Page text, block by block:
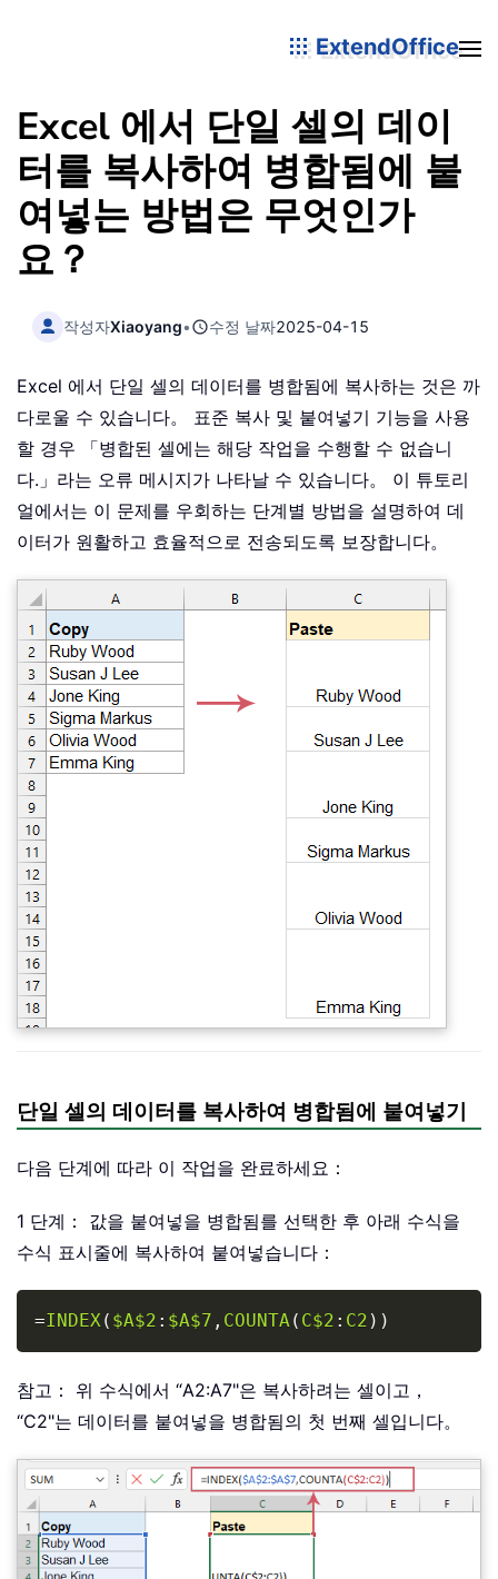
ExtendOffice
Excel 에서 단일 셀의 데이
터를 복사하여 병합됨에 붙
여넣는 방법은 무엇인가
요？
작성자Xiaoyang• 수정 날짜2025-04-15
Excel 에서 단일 셀의 데이터를 병합됨에 복사하는 것은 까
다로울 수 있습니다。 표준 복사 및 붙여넣기 기능을 사용
할 경우 「병합된 셀에는 해당 작업을 수행할 수 없습니
다.」라는 오류 메시지가 나타날 수 있습니다。 이 튜토리
얼에서는 이 문제를 우회하는 단계별 방법을 설명하여 데
이터가 원활하고 효율적으로 전송되도록 보장합니다。
단일 셀의 데이터를 복사하여 병합됨에 붙여넣기
다음 단계에 따라 이 작업을 완료하세요：
1 단계： 값을 붙여넣을 병합됨를 선택한 후 아래 수식을
수식 표시줄에 복사하여 붙여넣습니다：
=INDEX( $A$2 : $A$7 , COUNTA( C$2 : C2 ) )
참고： 위 수식에서 “A2:A7"은 복사하려는 셀이고，
“C2"는 데이터를 붙여넣을 병합됨의 첫 번째 셀입니다。